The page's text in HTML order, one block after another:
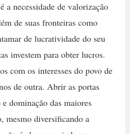
a necessidade de valorização
de suas fronteiras como
de lucratividade do seu
investem para obter lucros.
com os interesses do povo de
de outra. Abrir as portas
dominação das maiores
mesmo diversificando a